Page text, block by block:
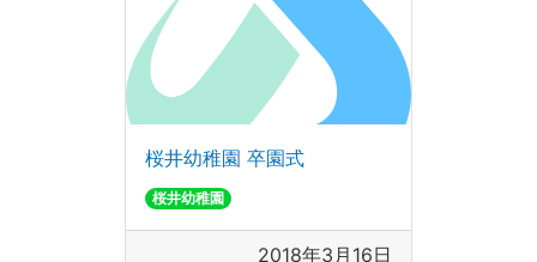
桜井幼稚園 卒園式
桜井幼稚園
2018年3月16日